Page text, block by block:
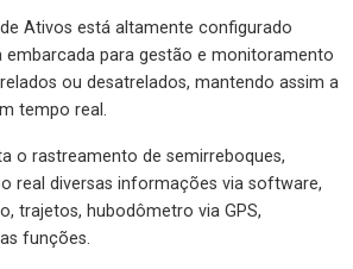
Ativos está altamente configurado
embarcada para gestão e monitoramento
ou desatrelados, mantendo assim a
tempo real.
o rastreamento de semirreboques,
real diversas informações via software,
trajetos, hubodômetro via GPS,
funções.